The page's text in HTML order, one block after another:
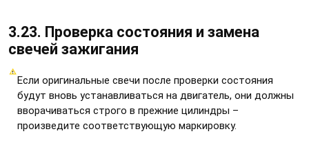
3.23. Проверка состояния и замена
свечей зажигания
Если оригинальные свечи после проверки состояния
будут вновь устанавливаться на двигатель, они должны
вворачиваться строго в прежние цилиндры –
произведите соответствующую маркировку.